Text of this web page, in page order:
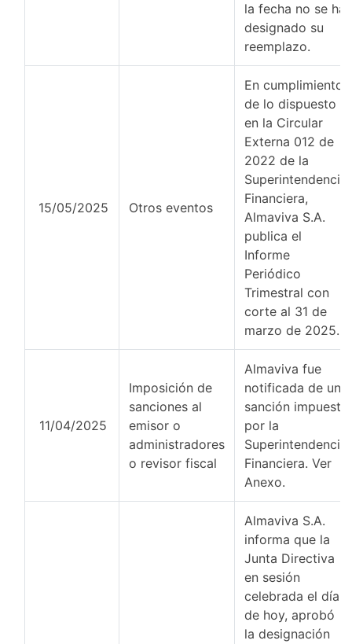
la fecha no se ha
designado su
reemplazo.
15/05/2025 Otros eventos
En cumplimiento
de lo dispuesto
en la Circular
Externa 012 de
2022 de la
Superintendencia
Financiera,
Almaviva S.A.
publica el
Informe
Periódico
Trimestral con
corte al 31 de
marzo de 2025.
11/04/2025
Imposición de
sanciones al
emisor o
administradores
o revisor fiscal
Almaviva fue
notificada de una
sanción impuesta
por la
Superintendencia
Financiera. Ver
Anexo.
Almaviva S.A.
informa que la
Junta Directiva
en sesión
celebrada el día
de hoy, aprobó
la designación